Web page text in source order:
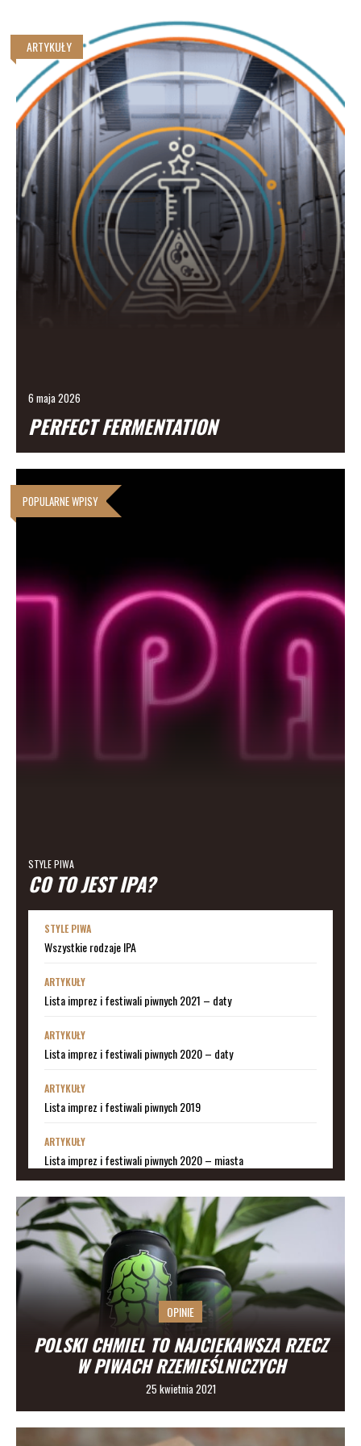
27-29 sierpnia 2021 r.
Poznański Lotny Festiwal Piwa, Poznań
2-5 września 2021 r.
11. Wrocławski Festiwal Dobrego Piwa, Wrocław
17-18 września 2021 r.
One More Beer Festival 2021, Kraków
7-9 października 2021 r.
12. Warszawski Festiwal Piwa, Warszawa
22-23 kwietnia 2022 r.
Beer Geek Madness SPACE RACE, Wrocław
11 czerwca 2022 r.
Festiwal Piwowarów Domowych 2022, Warszawa
ARTYKUŁY
6 maja 2026
PERFECT FERMENTATION
POPULARNE WPISY
STYLE PIWA
CO TO JEST IPA?
STYLE PIWA
Wszystkie rodzaje IPA
ARTYKUŁY
Lista imprez i festiwali piwnych 2021 – daty
ARTYKUŁY
Lista imprez i festiwali piwnych 2020 – daty
ARTYKUŁY
Lista imprez i festiwali piwnych 2019
ARTYKUŁY
Lista imprez i festiwali piwnych 2020 – miasta
ARTYKUŁY
Pędy chmielu – danie ekskluzywne
PORADY
Jak działa instalacja do wyszynku piwa w barze
Wielki test piw bezglutenowych
PRZEWODNIK
Kraftowe puby w Warszawie, których możecie nie znać
Piwo i piłka nożna, czyli gdzie obejrzeć mecz w Warszawie
OPINIE
POLSKI CHMIEL TO NAJCIEKAWSZA RZECZ
W PIWACH RZEMIEŚLNICZYCH
25 kwietnia 2021